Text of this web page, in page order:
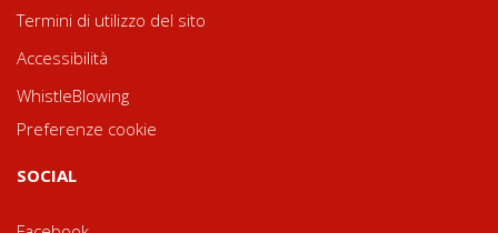
Termini di utilizzo del sito
Accessibilità
WhistleBlowing
Preferenze cookie
SOCIAL